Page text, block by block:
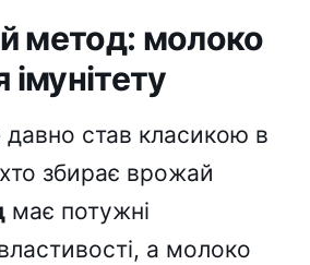
метод: молоко
давно став класикою в
збирає врожай
має потужні
а молоко